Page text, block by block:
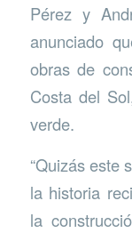
Pérez y
anunciado
obras de
Costa del
verde.
“Quizás este
la historia
la